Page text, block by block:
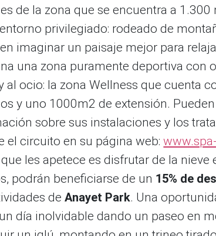
de la zona que se encuentra a 1.300
privilegiado: rodeado de
imaginar un paisaje mejor para
una zona puramente deportiva con
al ocio: la zona Wellness que cuenta
y uno 1000m2 de extensión.
sobre sus instalaciones y los
el circuito en su página web:www.spa-
les apetece es disfrutar de la nieve
podrán beneficiarse de un 15% de
deAnayet Park. Una
día inolvidable dando un paseo en